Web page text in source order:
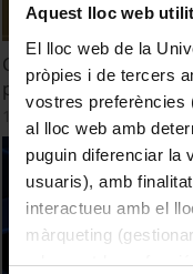
Aquest lloc web
El lloc web de la
pròpies i de tercers
vostres preferències
al lloc web amb
puguin diferenciar la
usuaris), amb
interactueu amb el
màrqueting
adequant-la en
Cap a un nou Orient
pau. Cloenda
12 May, 2015